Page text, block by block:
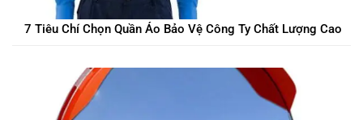
7 Tiêu Chí Chọn Quần Áo Bảo Vệ Công Ty Chất Lượng Cao